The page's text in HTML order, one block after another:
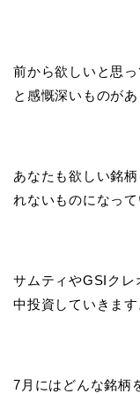
前から欲しいと思
と感慨深いものがあ
あなたも欲しい銘
れないものになって
サムティやGSIクレ
中投資していきます
7月にはどんな銘柄